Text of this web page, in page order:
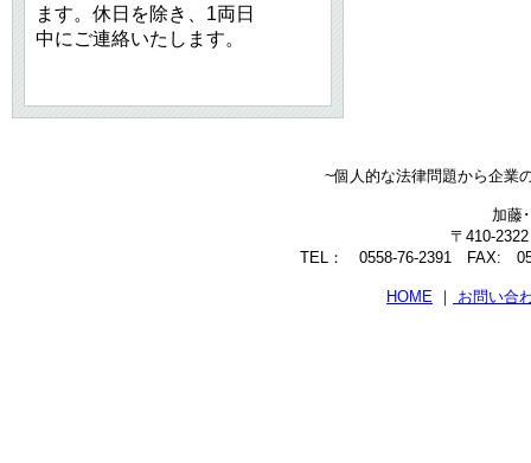
ます。休日を除き、1両日
中にご連絡いたします。
~個人的な法律問題から企業
加藤
〒410-
TEL： 0558-76-2391 FAX:
HOME ｜ お問い合